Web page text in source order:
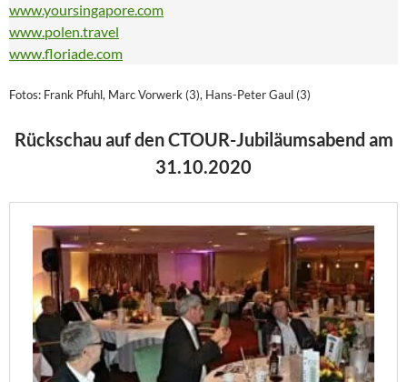
www.yoursingapore.com
www.polen.travel
www.floriade.com
Fotos: Frank Pfuhl, Marc Vorwerk (3), Hans-Peter Gaul (3)
Rückschau auf den CTOUR-Jubiläumsabend am
31.10.2020